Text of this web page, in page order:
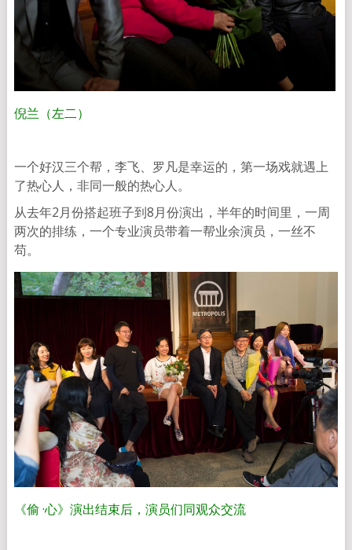
倪兰（左二）
一个好汉三个帮，李飞、罗凡是幸运的，第一场戏就遇上
了热心人，非同一般的热心人。
从去年2月份搭起班子到8月份演出，半年的时间里，一周
两次的排练，一个专业演员带着一帮业余演员，一丝不
苟。
《偷 ·心》演出结束后，演员们同观众交流